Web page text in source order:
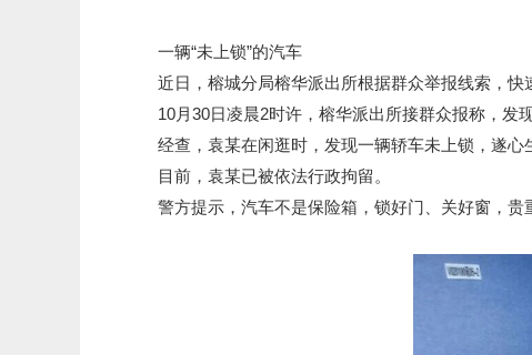
一辆“未上锁”的汽车
近日，榕城分局榕华派出所根据群众举报线索，快
10月30日凌晨2时许，榕华派出所接群众报称，发现
经查，袁某在闲逛时，发现一辆轿车未上锁，遂心
目前，袁某已被依法行政拘留。
警方提示，汽车不是保险箱，锁好门、关好窗，贵